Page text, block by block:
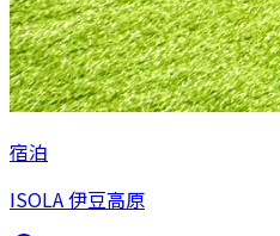
宿泊
ISOLA 伊豆高原